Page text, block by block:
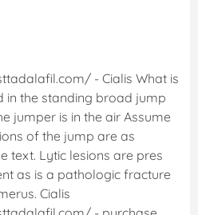
- Cialis What is
in the standing broad jump
jumper is in the air Assume
of the jump are as
text. Lytic lesions are pres
as is a pathologic fracture
Cialis